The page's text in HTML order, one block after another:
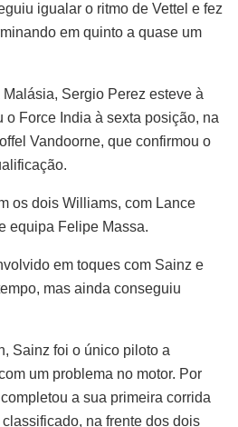
igualar o ritmo de Vettel e fez
em quinto a quase um
Malásia, Sergio Perez esteve à
o Force India à sexta posição, na
Vandoorne, que confirmou o
os dois Williams, com Lance
equipa Felipe Massa.
em toques com Sainz e
mas ainda conseguiu
Sainz foi o único piloto a
um problema no motor. Por
a sua primeira corrida
na frente dos dois